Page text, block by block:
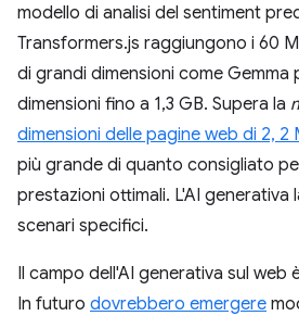
modello di analisi del sentiment
Transformers.js raggiungono i 60
di grandi dimensioni come Gemma
dimensioni fino a 1,3 GB. Supera la
dimensioni delle pagine web di 2, 2
più grande di quanto consigliato
prestazioni ottimali. L'AI generativa
scenari specifici.
Il campo dell'AI generativa sul web
In futuro dovrebbero emergere